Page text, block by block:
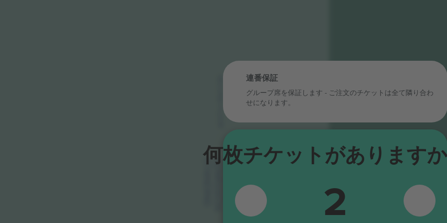
GENERAL
SECOND FLOOR
連番保証
グループ席を保証します - ご注文のチケットは全て隣り合わ
せになります。
何枚チケットがあります
2